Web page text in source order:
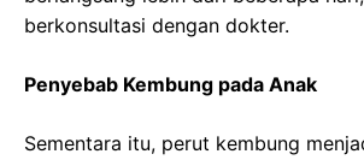
berkonsultasi dengan dokter.
Penyebab Kembung pada Anak
Sementara itu, perut kembung